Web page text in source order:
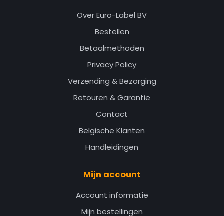
Over Euro-Label BV
Bestellen
Betaalmethoden
Privacy Policy
Verzending & Bezorging
Retouren & Garantie
Contact
Belgische Klanten
Handleidingen
Mijn account
Account informatie
Mijn bestellingen